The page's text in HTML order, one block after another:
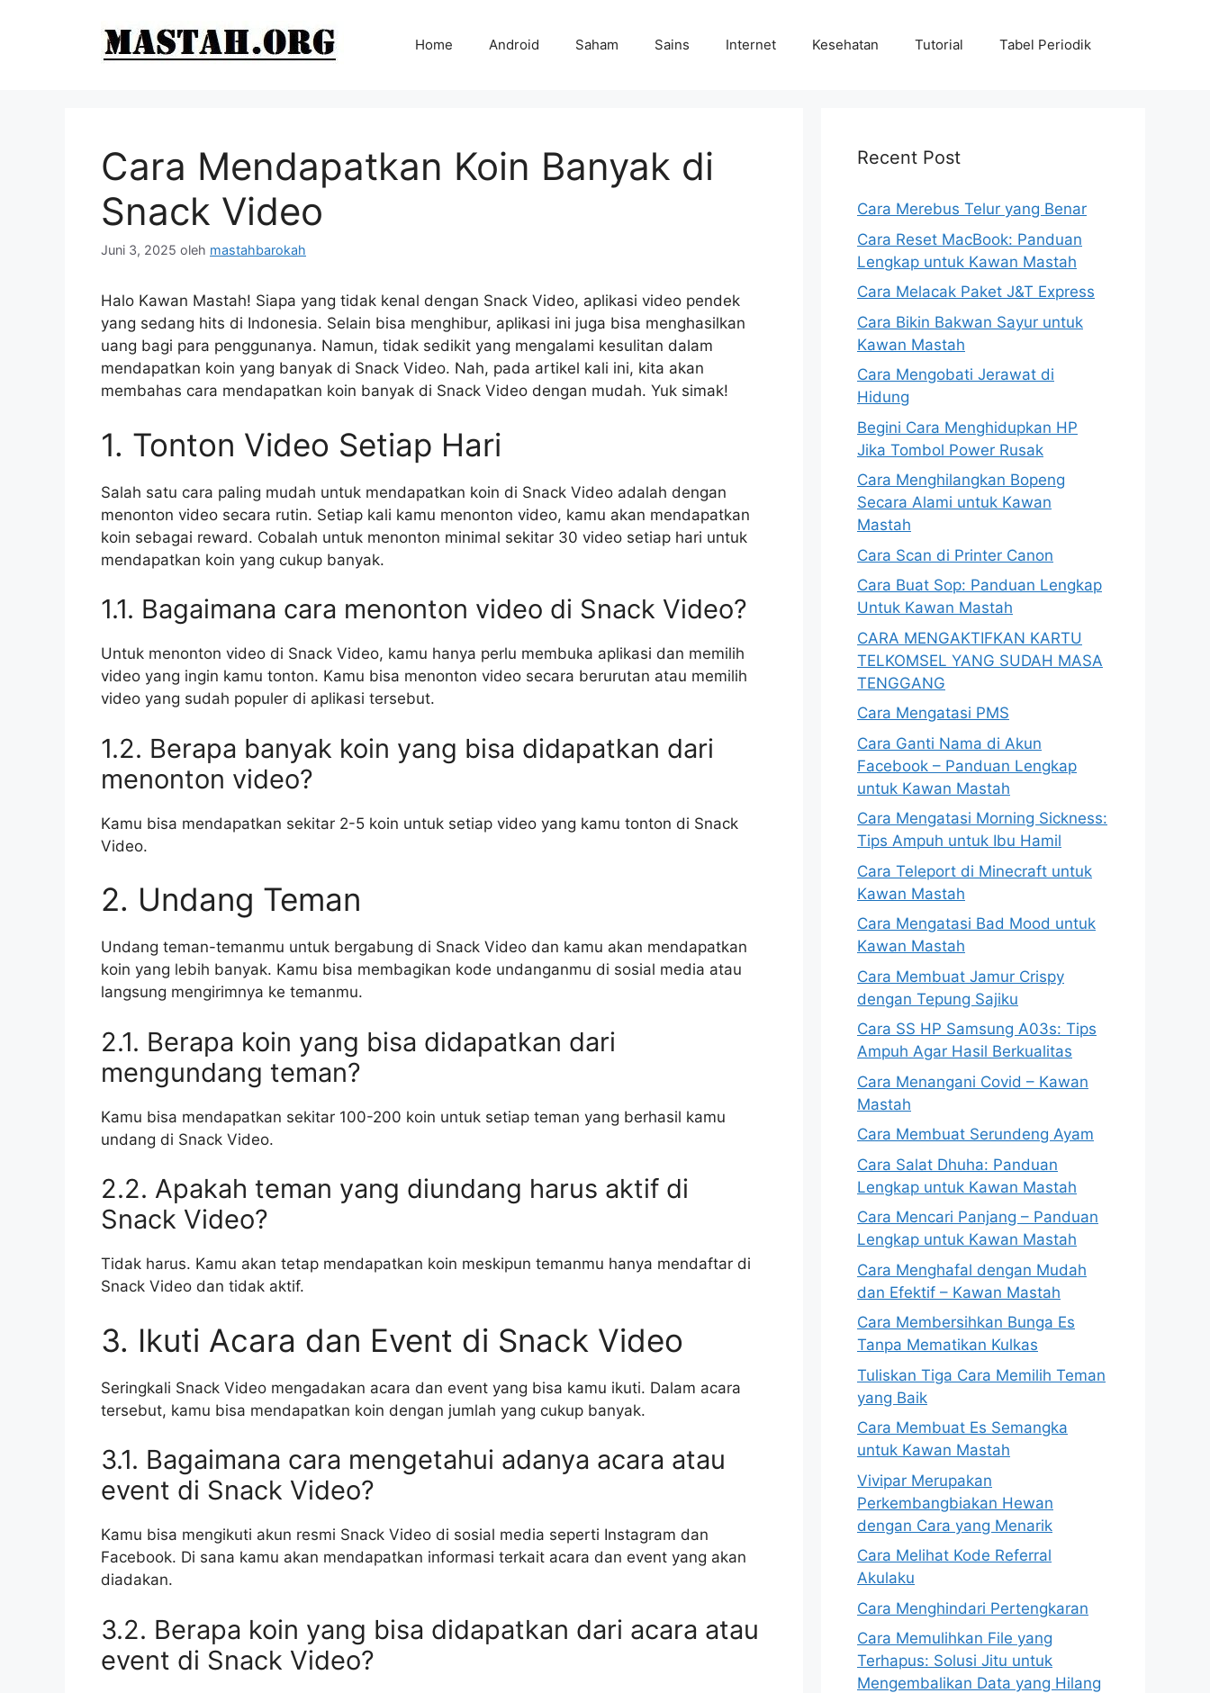
Home Android Saham Sains Internet Kesehatan Tutorial Tabel Periodik
Cara Mendapatkan Koin Banyak di
Snack Video
Juni 3, 2025 oleh mastahbarokah
Halo Kawan Mastah! Siapa yang tidak kenal dengan Snack Video, aplikasi video pendek
yang sedang hits di Indonesia. Selain bisa menghibur, aplikasi ini juga bisa menghasilkan
uang bagi para penggunanya. Namun, tidak sedikit yang mengalami kesulitan dalam
mendapatkan koin yang banyak di Snack Video. Nah, pada artikel kali ini, kita akan
membahas cara mendapatkan koin banyak di Snack Video dengan mudah. Yuk simak!
1. Tonton Video Setiap Hari
Salah satu cara paling mudah untuk mendapatkan koin di Snack Video adalah dengan
menonton video secara rutin. Setiap kali kamu menonton video, kamu akan mendapatkan
koin sebagai reward. Cobalah untuk menonton minimal sekitar 30 video setiap hari untuk
mendapatkan koin yang cukup banyak.
1.1. Bagaimana cara menonton video di Snack Video?
Untuk menonton video di Snack Video, kamu hanya perlu membuka aplikasi dan memilih
video yang ingin kamu tonton. Kamu bisa menonton video secara berurutan atau memilih
video yang sudah populer di aplikasi tersebut.
1.2. Berapa banyak koin yang bisa didapatkan dari
menonton video?
Kamu bisa mendapatkan sekitar 2-5 koin untuk setiap video yang kamu tonton di Snack
Video.
2. Undang Teman
Undang teman-temanmu untuk bergabung di Snack Video dan kamu akan mendapatkan
koin yang lebih banyak. Kamu bisa membagikan kode undanganmu di sosial media atau
langsung mengirimnya ke temanmu.
2.1. Berapa koin yang bisa didapatkan dari
mengundang teman?
Kamu bisa mendapatkan sekitar 100-200 koin untuk setiap teman yang berhasil kamu
undang di Snack Video.
2.2. Apakah teman yang diundang harus aktif di
Snack Video?
Tidak harus. Kamu akan tetap mendapatkan koin meskipun temanmu hanya mendaftar di
Snack Video dan tidak aktif.
3. Ikuti Acara dan Event di Snack Video
Seringkali Snack Video mengadakan acara dan event yang bisa kamu ikuti. Dalam acara
tersebut, kamu bisa mendapatkan koin dengan jumlah yang cukup banyak.
3.1. Bagaimana cara mengetahui adanya acara atau
event di Snack Video?
Kamu bisa mengikuti akun resmi Snack Video di sosial media seperti Instagram dan
Facebook. Di sana kamu akan mendapatkan informasi terkait acara dan event yang akan
diadakan.
3.2. Berapa koin yang bisa didapatkan dari acara atau
event di Snack Video?
Recent Post
Cara Merebus Telur yang Benar
Cara Reset MacBook: Panduan
Lengkap untuk Kawan Mastah
Cara Melacak Paket J&T Express
Cara Bikin Bakwan Sayur untuk
Kawan Mastah
Cara Mengobati Jerawat di
Hidung
Begini Cara Menghidupkan HP
Jika Tombol Power Rusak
Cara Menghilangkan Bopeng
Secara Alami untuk Kawan
Mastah
Cara Scan di Printer Canon
Cara Buat Sop: Panduan Lengkap
Untuk Kawan Mastah
CARA MENGAKTIFKAN KARTU
TELKOMSEL YANG SUDAH MASA
TENGGANG
Cara Mengatasi PMS
Cara Ganti Nama di Akun
Facebook – Panduan Lengkap
untuk Kawan Mastah
Cara Mengatasi Morning Sickness:
Tips Ampuh untuk Ibu Hamil
Cara Teleport di Minecraft untuk
Kawan Mastah
Cara Mengatasi Bad Mood untuk
Kawan Mastah
Cara Membuat Jamur Crispy
dengan Tepung Sajiku
Cara SS HP Samsung A03s: Tips
Ampuh Agar Hasil Berkualitas
Cara Menangani Covid – Kawan
Mastah
Cara Membuat Serundeng Ayam
Cara Salat Dhuha: Panduan
Lengkap untuk Kawan Mastah
Cara Mencari Panjang – Panduan
Lengkap untuk Kawan Mastah
Cara Menghafal dengan Mudah
dan Efektif – Kawan Mastah
Cara Membersihkan Bunga Es
Tanpa Mematikan Kulkas
Tuliskan Tiga Cara Memilih Teman
yang Baik
Cara Membuat Es Semangka
untuk Kawan Mastah
Vivipar Merupakan
Perkembangbiakan Hewan
dengan Cara yang Menarik
Cara Melihat Kode Referral
Akulaku
Cara Menghindari Pertengkaran
Cara Memulihkan File yang
Terhapus: Solusi Jitu untuk
Mengembalikan Data yang Hilang